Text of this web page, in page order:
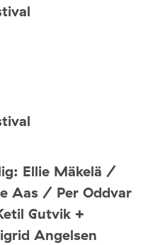
Ellie Mäkelä /
Aas / Per Oddvar
Gutvik +
Angelsen